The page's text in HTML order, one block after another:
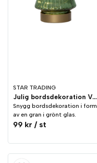
STAR TRADING
Julig bordsdekoration Verde Gran Grön 19,5cm
Snygg bordsdekoration i form
av en gran i grönt glas.
99 kr / st